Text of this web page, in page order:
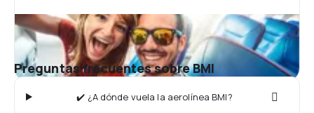
Preguntas frecuentes sobre BMI
✔️ ¿A dónde vuela la aerolínea BMI?